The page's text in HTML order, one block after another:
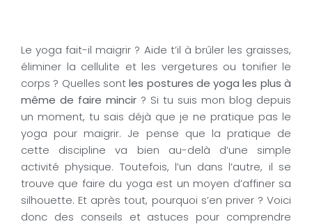
Le yoga fait-il maigrir ? Aide t’il à brûler les graisses,
éliminer la cellulite et les vergetures ou tonifier le
corps ? Quelles sontles postures de yoga les plus à
même de faire mincir ? Si tu suis mon blog depuis
un moment, tu sais déjà que je ne pratique pas le
yoga pour maigrir. Je pense que la pratique de
cette discipline va bien au-delà d’une simple
activité physique. Toutefois, l’un dans l’autre, il se
trouve que faire du yoga est un moyen d’affiner sa
silhouette. Et après tout, pourquoi s’en priver ? Voici
donc des conseils et astuces pour comprendre